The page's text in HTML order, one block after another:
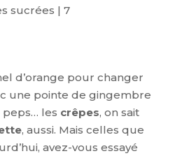
sucrées | 7
d’orange pour changer
une pointe de gingembre
les crêpes, on sait
, aussi. Mais celles que
avez-vous essayé